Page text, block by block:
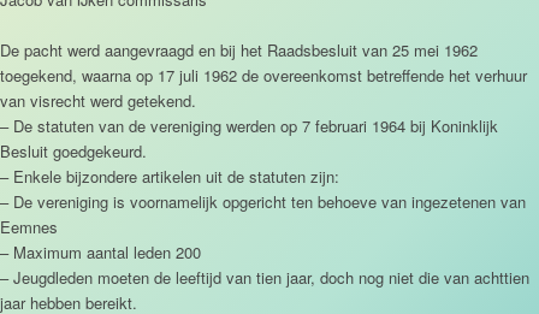
De pacht werd aangevraagd en bij het Raadsbesluit van 25 mei 1962
toegekend, waarna op 17 juli 1962 de overeenkomst betreffende het verhuur
van visrecht werd getekend.
– De statuten van de vereniging werden op 7 februari 1964 bij Koninklijk
Besluit goedgekeurd.
– Enkele bijzondere artikelen uit de statuten zijn:
– De vereniging is voornamelijk opgericht ten behoeve van ingezetenen van
Eemnes
– Maximum aantal leden 200
– Jeugdleden moeten de leeftijd van tien jaar, doch nog niet die van achttien
jaar hebben bereikt.